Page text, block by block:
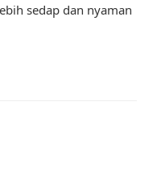
sedap dan nyaman